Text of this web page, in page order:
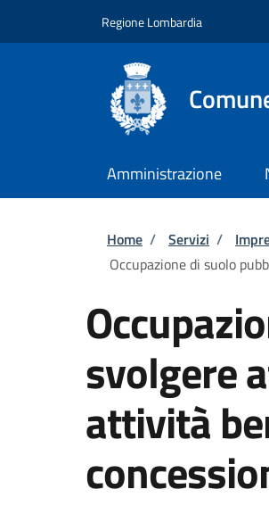
Regione Lombardia
Amministrazione
Briciole di
Home / Servizi /
Occupazione di suolo
svolgere
attività